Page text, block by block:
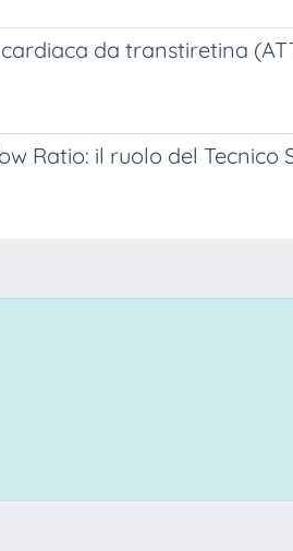
da transtiretina
Ratio: il ruolo del Tecnico